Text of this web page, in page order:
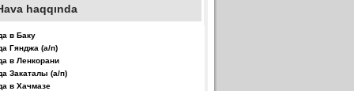
haqqında
в Баку
Гянджа (а/п)
в Ленкорани
Закаталы (а/п)
в Хачмазе